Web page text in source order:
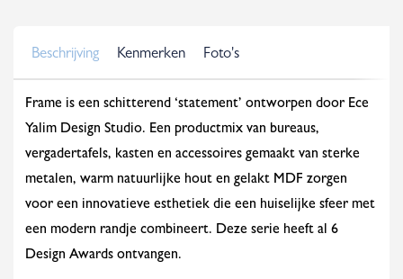
Beschrijving Kenmerken Foto's
Frame is een schitterend ‘statement’ ontworpen door Ece
Yalim Design Studio. Een productmix van bureaus,
vergadertafels, kasten en accessoires gemaakt van sterke
metalen, warm natuurlijke hout en gelakt MDF zorgen
voor een innovatieve esthetiek die een huiselijke sfeer met
een modern randje combineert. Deze serie heeft al 6
Design Awards ontvangen.